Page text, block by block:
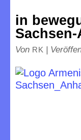
in
Von RK |